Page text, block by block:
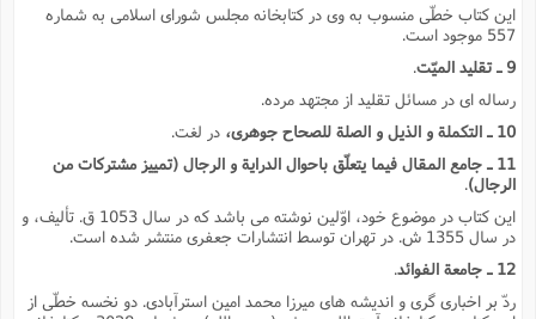
این کتاب خطّى منسوب به وى در کتابخانه مجلس شوراى اسلامى به شماره
557 موجود است.
9 ـ تقلید المیّت
.
رساله اى در مسائل تقلید از مجتهد مرده.
10 ـ التکملة و الذیل و الصلة للصحاح جوهرى،
در لغت.
11 ـ جامع المقال فیما یتعلّق باحوال الدرایة و الرجال (تمییز مشترکات من
الرجال).
این کتاب در موضوع خود، اوّلین نوشته مى باشد که در سال 1053 ق. تألیف، و
در سال 1355 ش. در تهران توسط انتشارات جعفرى منتشر شده است.
12 ـ جامعة الفوائد
.
ردّ بر اخبارى گرى و اندیشه هاى میرزا محمد امین استرآبادى. دو نخسه خطّى از